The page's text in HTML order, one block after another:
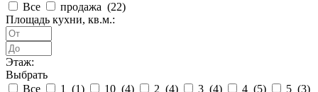
Все
продажа (22)
Площадь кухни, кв.м.:
Этаж:
Выбрать
Все
1 (1) 10 (4) 2 (4) 3 (4) 4 (5) 5 (3)